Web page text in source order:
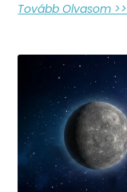
Tovább Olvasom >>